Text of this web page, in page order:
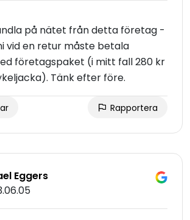
på nätet från detta företag -
vid en retur måste betala
företagspaket (i mitt fall 280 kr
Tänk efter före.
Rapportera
Eggers